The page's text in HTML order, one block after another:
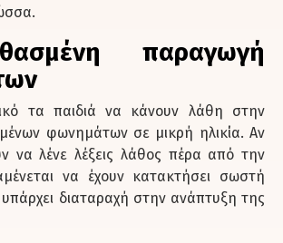
παραγωγή
τα παιδιά να κάνουν λάθη στην
φωνημάτων σε μικρή ηλικία. Αν
να λένε λέξεις λάθος πέρα από την
να έχουν κατακτήσει σωστή
διαταραχή στην ανάπτυξη της